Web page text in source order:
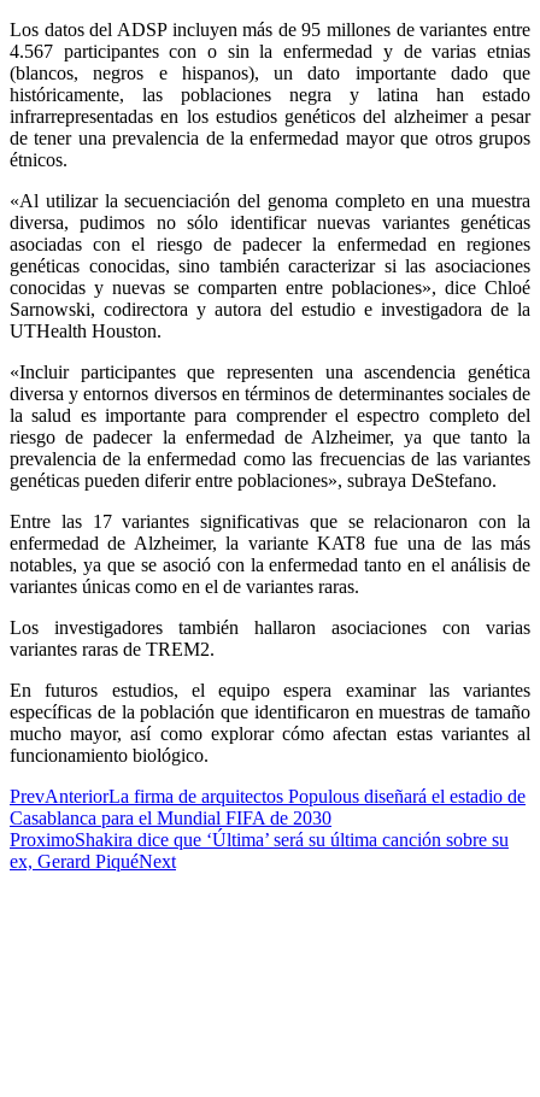
Los datos del ADSP incluyen más de 95 millones de variantes entre
4.567 participantes con o sin la enfermedad y de varias etnias
(blancos, negros e hispanos), un dato importante dado que
históricamente, las poblaciones negra y latina han estado
infrarrepresentadas en los estudios genéticos del alzheimer a pesar
de tener una prevalencia de la enfermedad mayor que otros grupos
étnicos.
«Al utilizar la secuenciación del genoma completo en una muestra
diversa, pudimos no sólo identificar nuevas variantes genéticas
asociadas con el riesgo de padecer la enfermedad en regiones
genéticas conocidas, sino también caracterizar si las asociaciones
conocidas y nuevas se comparten entre poblaciones», dice Chloé
Sarnowski, codirectora y autora del estudio e investigadora de la
UTHealth Houston.
«Incluir participantes que representen una ascendencia genética
diversa y entornos diversos en términos de determinantes sociales de
la salud es importante para comprender el espectro completo del
riesgo de padecer la enfermedad de Alzheimer, ya que tanto la
prevalencia de la enfermedad como las frecuencias de las variantes
genéticas pueden diferir entre poblaciones», subraya DeStefano.
Entre las 17 variantes significativas que se relacionaron con la
enfermedad de Alzheimer, la variante KAT8 fue una de las más
notables, ya que se asoció con la enfermedad tanto en el análisis de
variantes únicas como en el de variantes raras.
Los investigadores también hallaron asociaciones con varias
variantes raras de TREM2.
En futuros estudios, el equipo espera examinar las variantes
específicas de la población que identificaron en muestras de tamaño
mucho mayor, así como explorar cómo afectan estas variantes al
funcionamiento biológico.
PrevAnteriorLa firma de arquitectos Populous diseñará el estadio de
Casablanca para el Mundial FIFA de 2030
ProximoShakira dice que ‘Última’ será su última canción sobre su
ex, Gerard PiquéNext